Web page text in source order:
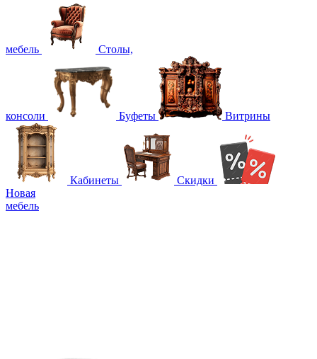
мебель Столы,
консоли Буфеты Витрины
Кабинеты
Скидки
Новая
мебель